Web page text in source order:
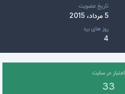
تاریخ عضویت
5 مرداد، 2015
روز های برد
4
اعتبار در سایت
33